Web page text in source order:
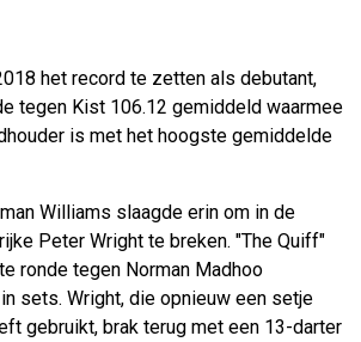
het record te zetten als debutant,
tegen Kist 106.12 gemiddeld waarmee
is met het hoogste gemiddelde
Williams slaagde erin om in de
Peter Wright te breken. "The Quiff"
ronde tegen Norman Madhoo
sets. Wright, die opnieuw een setje
gebruikt, brak terug met een 13-darter